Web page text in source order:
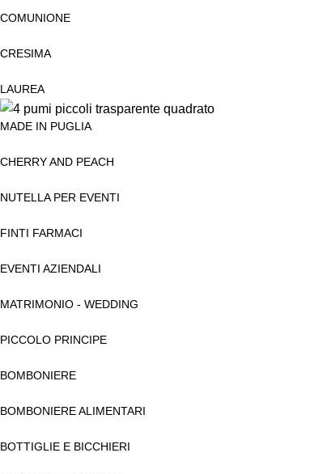
COMUNIONE
CRESIMA
LAUREA
MADE IN PUGLIA
CHERRY AND PEACH
NUTELLA PER EVENTI
FINTI FARMACI
EVENTI AZIENDALI
MATRIMONIO - WEDDING
PICCOLO PRINCIPE
BOMBONIERE
BOMBONIERE ALIMENTARI
BOTTIGLIE E BICCHIERI